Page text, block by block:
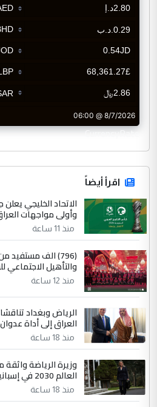
CurrencyRate
اقرأ أيضاً
وأولى مواجهات
منذ 11 ساعة
(796) الف
والتأهيل الاجتماعي
منذ 12 ساعة
الرياض وبغداد
العراق إلى أداة
منذ 18 ساعة
وزيرة الرياضة
العالم 2030 في إسبانيا
منذ 18 ساعة